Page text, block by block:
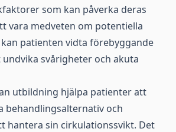
som kan påverka deras
vara medveten om potentiella
patienten vidta förebyggande
svårigheter och akuta
utbildning hjälpa patienter att
behandlingsalternativ och
hantera sin cirkulationssvikt. Det